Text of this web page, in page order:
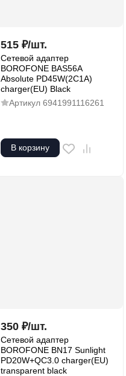
515 ₽/шт.
Сетевой адаптер
BOROFONE BAS56A
Absolute PD45W(2C1A)
charger(EU) Black
Артикул 6941991116261
В корзину
350 ₽/шт.
Сетевой адаптер
BOROFONE BN17 Sunlight
PD20W+QC3.0 charger(EU)
transparent black